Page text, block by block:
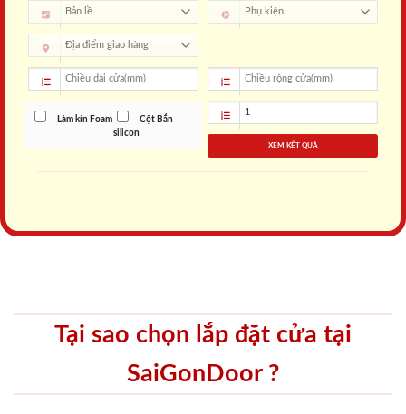
Làm kín Foam
Cột Bắn
silicon
XEM KẾT QUẢ
Tại sao chọn lắp đặt cửa tại
SaiGonDoor ?